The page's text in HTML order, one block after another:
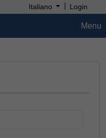
Italiano | Login
Menu